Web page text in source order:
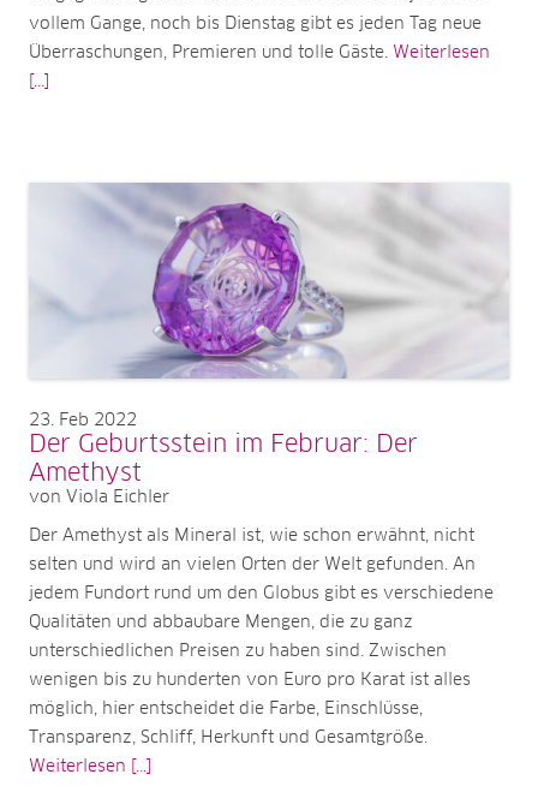
vollem Gange, noch bis Dienstag gibt es jeden Tag neue
Überraschungen, Premieren und tolle Gäste. Weiterlesen
23 Feb 2022
Der Geburtsstein im Februar: Der
Amethyst
von Viola Eichler
Der Amethyst als Mineral ist, wie schon erwähnt, nicht
selten und wird an vielen Orten der Welt gefunden. An
jedem Fundort rund um den Globus gibt es verschiedene
Qualitäten und abbaubare Mengen, die zu ganz
unterschiedlichen Preisen zu haben sind. Zwischen
wenigen bis zu hunderten von Euro pro Karat ist alles
möglich, hier entscheidet die Farbe, Einschlüsse,
Transparenz, Schliff, Herkunft und Gesamtgröße.
Weiterlesen [...]